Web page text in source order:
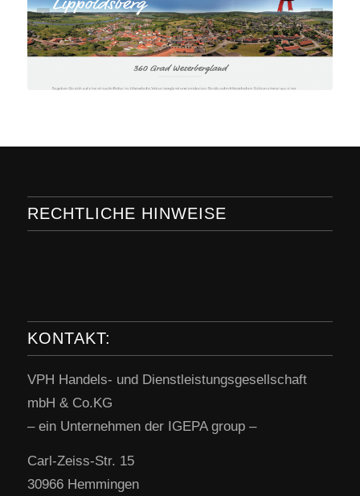
RECHTLICHE HINWEISE
KONTAKT:
VPH Handels- und Dienstleistungsgesellschaft
mbH & Co.KG
– ein Unternehmen der IGEPA group –
Carl-Zeiss-Str. 15
30966 Hemmingen